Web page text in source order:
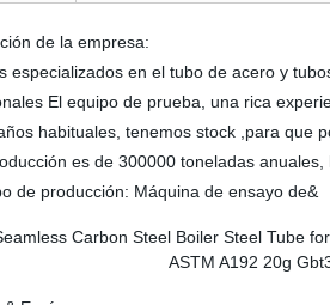
de la empresa:
especializados en el tubo de acero y
El equipo de prueba, una rica
habituales, tenemos stock ,para que
es de 300000 toneladas
de producción: Máquina de ensayo de&